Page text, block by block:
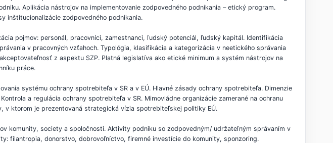
Aplikácia nástrojov na implementovanie zodpovedného podnikania – etický program.
inštitucionalizácie zodpovedného podnikania.
pojmov: personál, pracovníci, zamestnanci, ľudský potenciál, ľudský kapitál. Identifikácia
v pracovných vzťahoch. Typológia, klasifikácia a kategorizácia v neetického správania
z aspektu SZP. Platná legislatíva ako etické minimum a systém nástrojov na
práce.
systému ochrany spotrebiteľa v SR a v EÚ. Hlavné zásady ochrany spotrebiteľa. Dimenzie
a regulácia ochrany spotrebiteľa v SR. Mimovládne organizácie zamerané na ochranu
v ktorom je prezentovaná strategická vízia spotrebiteľskej politiky EÚ.
komunity, society a spoločnosti. Aktivity podniku so zodpovedným/ udržateľným správaním v
filantropia, donorstvo, dobrovoľníctvo, firemné investície do komunity, sponzoring.